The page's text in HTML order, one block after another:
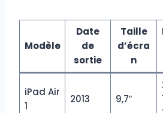
Modèle
Date
de
sortie
Taille
d’écra
n
iPad Air
1
2013 9,7″